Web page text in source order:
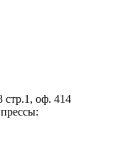
стр.1, оф. 414